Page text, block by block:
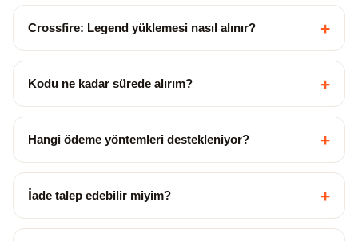
Crossfire: Legend yüklemesi nasıl alınır? +
Kodu ne kadar sürede alırım? +
Hangi ödeme yöntemleri destekleniyor? +
İade talep edebilir miyim? +